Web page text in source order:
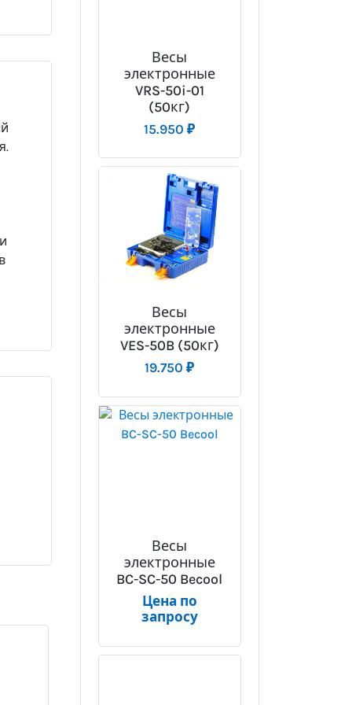
Весы
электронные
VRS-50i-01
(50кг)
15.950₽
Весы
электронные
VES-50B (50кг)
19.750₽
Весы
электронные
BC-SC-50 Becool
Цена по
запросу